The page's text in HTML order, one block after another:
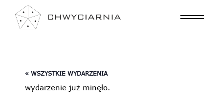
« WSZYSTKIE WYDARZENIA
wydarzenie już minęło.